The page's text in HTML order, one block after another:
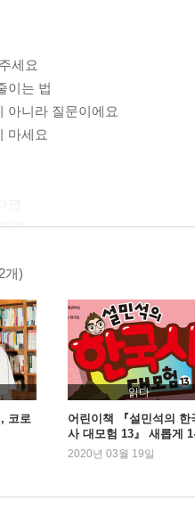
세요
이는 법
아니라 질문이에요
마세요
때
요
을 응원하며
운 것
살린 한마디
개)
코로
읽다
어린이책 『설민석의 한
사 대모험 13』 새롭게
등극
2020년 03월 19일